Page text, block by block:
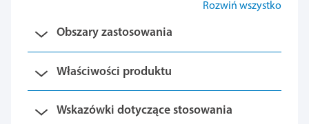
Rozwiń wszystko
Obszary zastosowania
Właściwości produktu
Wskazówki dotyczące stosowania